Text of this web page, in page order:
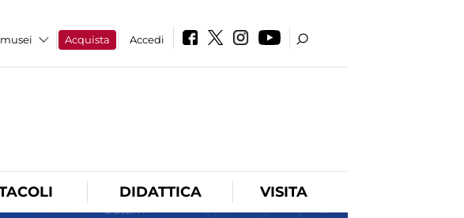
Acquista Accedi
DIDATTICA VISITA